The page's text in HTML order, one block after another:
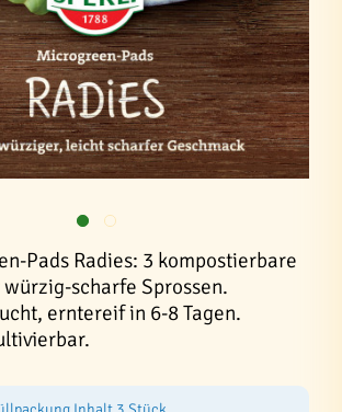
Pads Radies: 3 kompostierbare
scharfe Sprossen.
erntereif in 6-8 Tagen.